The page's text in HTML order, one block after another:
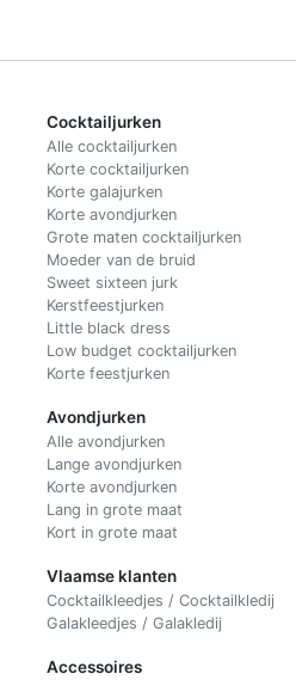
Cocktailjurken
Alle cocktailjurken
Korte cocktailjurken
Korte galajurken
Korte avondjurken
Grote maten cocktailjurken
Moeder van de bruid
Sweet sixteen jurk
Kerstfeestjurken
Little black dress
Low budget cocktailjurken
Korte feestjurken
Avondjurken
Alle avondjurken
Lange avondjurken
Korte avondjurken
Lang in grote maat
Kort in grote maat
Vlaamse klanten
Cocktailkleedjes / Cocktailkledij
Galakleedjes / Galakledij
Accessoires